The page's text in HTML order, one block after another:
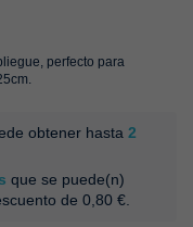
perfecto para
obtener hasta 2
que se puede(n)
de 0,80 €